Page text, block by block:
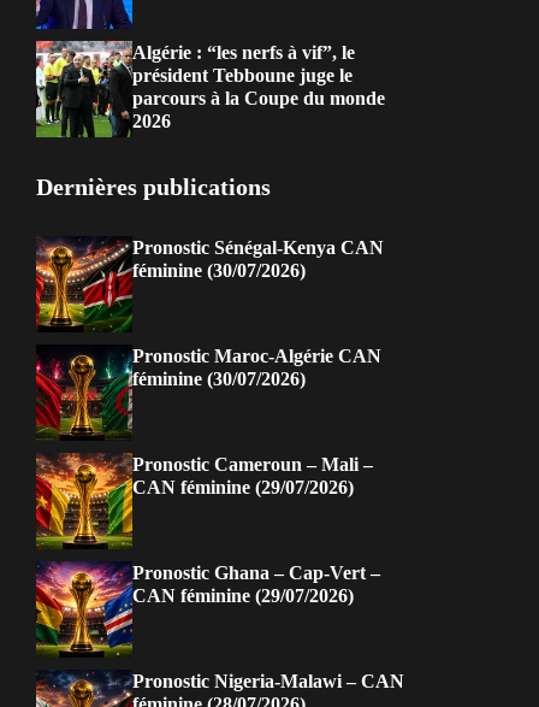
Algérie : “les nerfs à vif”, le
président Tebboune juge le
parcours à la Coupe du monde
2026
Dernières publications
Pronostic Sénégal-Kenya CAN
féminine (30/07/2026)
Pronostic Maroc-Algérie CAN
féminine (30/07/2026)
Pronostic Cameroun – Mali –
CAN féminine (29/07/2026)
Pronostic Ghana – Cap-Vert –
CAN féminine (29/07/2026)
Pronostic Nigeria-Malawi – CAN